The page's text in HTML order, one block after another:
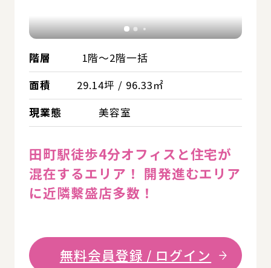
階層
1階～2階一括
面積
29.14坪 / 96.33㎡
現業態
美容室
田町駅徒歩4分オフィスと住宅が
混在するエリア！ 開発進むエリア
に近隣繫盛店多数！
無料会員登録 / ログイン